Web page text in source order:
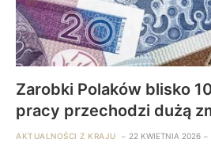
Zarobki Polaków blisko
pracy przechodzi dużą
AKTUALNOŚCI Z KRAJU 22 KWIETNIA 2026